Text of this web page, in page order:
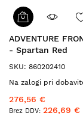
ADVENTURE
- Spartan Red
SKU: 860202410
Na zalogi pri
276,56 €
226,69 €